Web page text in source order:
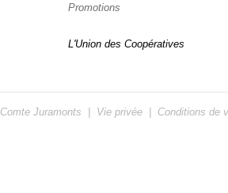
Promotions
L'Union des Coopératives
Comte Juramonts Vie privée Conditions de